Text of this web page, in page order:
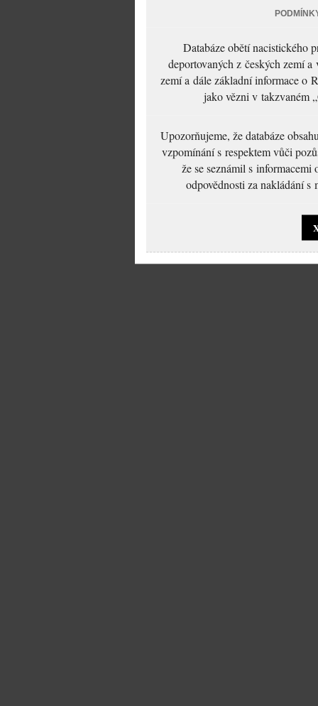
Databáze obětí nacistického
deportovaných z českých zemí
zemí a dále základní informace o
jako vězni v takzvaném
Upozorňujeme, že databáze
vzpomínání s respektem vůči
že se seznámil s
odpovědnosti za nakládání